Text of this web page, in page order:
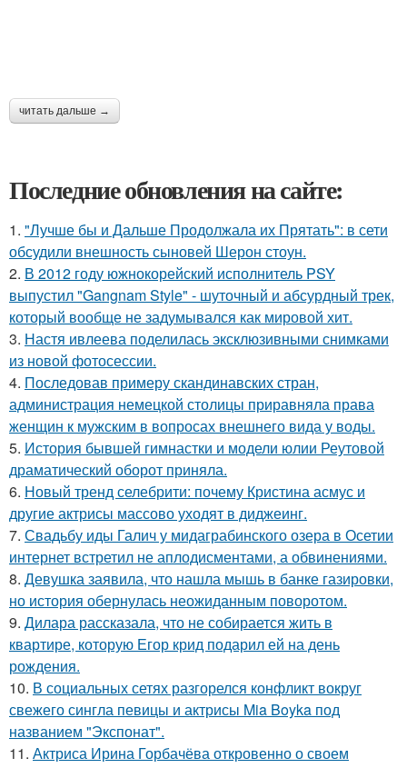
читать дальше →
Последние обновления на сайте:
1. "Лучше бы и Дальше Продолжала их Прятать": в сети
обсудили внешность сыновей Шерон стоун.
2. В 2012 году южнокорейский исполнитель PSY
выпустил "Gangnam Style" - шуточный и абсурдный трек,
который вообще не задумывался как мировой хит.
3. Настя ивлеева поделилась эксклюзивными снимками
из новой фотосессии.
4. Последовав примеру скандинавских стран,
администрация немецкой столицы приравняла права
женщин к мужским в вопросах внешнего вида у воды.
5. История бывшей гимнастки и модели юлии Реутовой
драматический оборот приняла.
6. Новый тренд селебрити: почему Кристина асмус и
другие актрисы массово уходят в диджеинг.
7. Свадьбу иды Галич у мидаграбинского озера в Осетии
интернет встретил не аплодисментами, а обвинениями.
8. Девушка заявила, что нашла мышь в банке газировки,
но история обернулась неожиданным поворотом.
9. Дилара рассказала, что не собирается жить в
квартире, которую Егор крид подарил ей на день
рождения.
10. В социальных сетях разгорелся конфликт вокруг
свежего сингла певицы и актрисы Mia Boyka под
названием "Экспонат".
11. Актриса Ирина Горбачёва откровенно о своем